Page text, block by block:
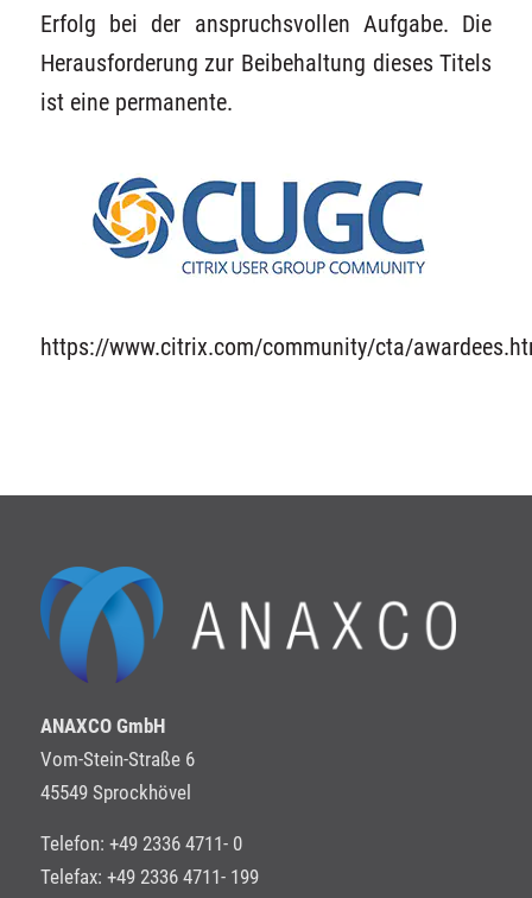
Erfolg bei der anspruchsvollen Aufgabe. Die
Herausforderung zur Beibehaltung dieses Titels
ist eine permanente.
https://www.citrix.com/community/cta/
ANAXCO GmbH
Vom-Stein-Straße 6
45549 Sprockhövel
Telefon: +49 2336 4711- 0
Telefax: +49 2336 4711- 199